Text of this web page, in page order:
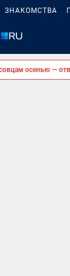
ЗНАКОМСТВА
осенью —